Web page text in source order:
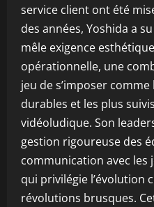
service client ont été
des années, Yoshida a
mêle exigence
opérationnelle, une
jeu de s’imposer
durables et les plus
vidéoludique. Son
gestion rigoureuse des
communication avec
qui privilégie l’évolution
révolutions brusques.